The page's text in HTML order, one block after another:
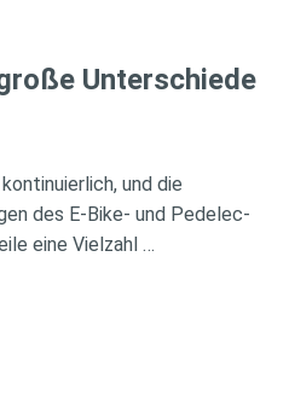
Unterschiede
und die
des E-Bike- und Pedelec-
eine Vielzahl …